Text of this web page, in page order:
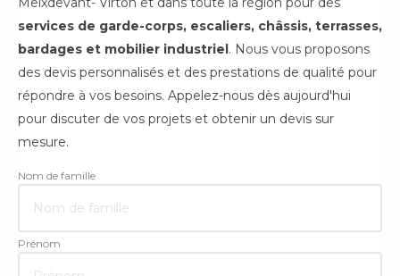
services de garde-corps, escaliers, châssis, terrasses,
bardages et mobilier industriel. Nous vous proposons
des devis personnalisés et des prestations de qualité pour
répondre à vos besoins. Appelez-nous dès aujourd'hui
pour discuter de vos projets et obtenir un devis sur
mesure.
Nom de famille
Prénom